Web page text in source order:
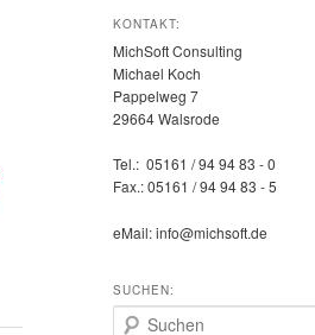
KONTAKT:
MichSoft Consulting
Michael Koch
Pappelweg 7
29664 Walsrode
Tel.: 05161 / 94 94 83 - 0
Fax.: 05161 / 94 94 83 - 5
eMail: info@michsoft.de
SUCHEN:
Suchen